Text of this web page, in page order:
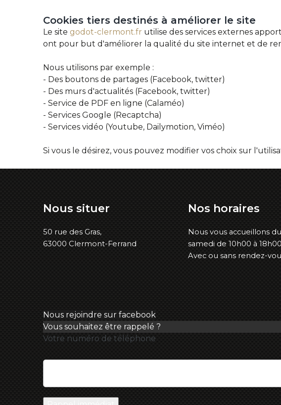
Cookies tiers destinés à améliorer le site
Le site godot-clermont.fr utilise des services externes
ont pour but d'améliorer la qualité du site internet et de
Nous utilisons par exemple :
- Des boutons de partages (Facebook, twitter)
- Des murs d'actualités (Facebook, twitter)
- Service de PDF en ligne (Calaméo)
- Services Google (Recaptcha)
- Services vidéo (Youtube, Dailymotion, Viméo)
Si vous le désirez, vous pouvez modifier vos choix sur
Nous situer
50 rue des Gras,
63000 Clermont-Ferrand
Nos horaires
Nous vous accueillons
samedi de 10h00 à
Avec ou sans rendez-
Nous rejoindre sur facebook
Vous souhaitez être rappelé ?
Votre numéro de téléphone